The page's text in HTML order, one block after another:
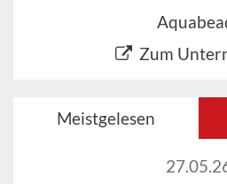
Zum
Meistgelesen